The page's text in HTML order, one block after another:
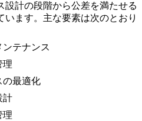
設計の段階から公差を満たせる
います。主な要素は次のとおり
テナンス
理
の最適化
計
理